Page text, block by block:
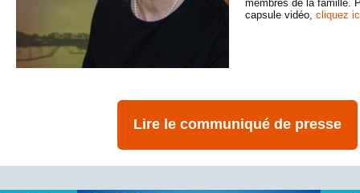
membres de la famille.
capsule vidéo, cliquez
Lire le communiqué de presse